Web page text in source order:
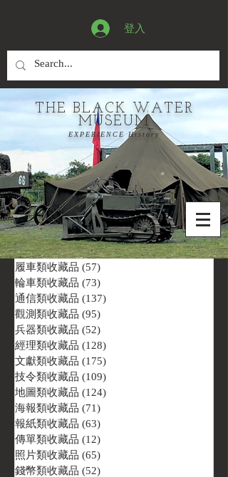
登入
THE BLACK WATER
MUSEUM
EXPERIENCE History
履車類收藏品 (57)
輪車類收藏品 (73)
通信類收藏品 (137)
觀測類收藏品 (95)
兵器類收藏品 (52)
經理類收藏品 (128)
文獻類收藏品 (175)
技令類收藏品 (109)
地圖類收藏品 (124)
海報類收藏品 (71)
報紙類收藏品 (63)
傳單類收藏品 (12)
照片類收藏品 (65)
錢幣類收藏品 (52)